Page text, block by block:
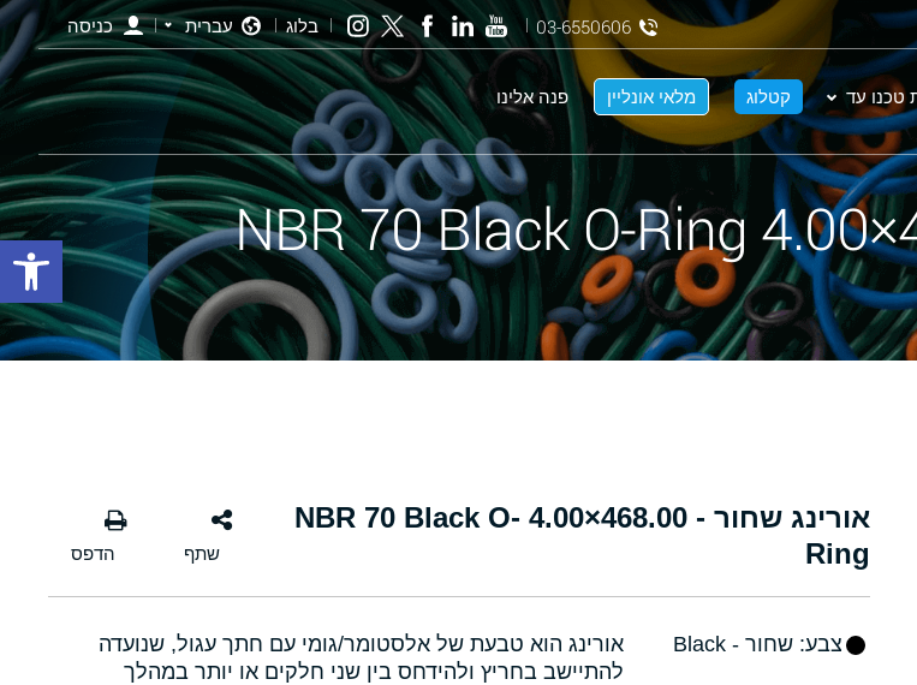
טכנו עד קטלוג מלאי אונליין פנה אלינו
03-6550606 בלוג עברית כניסה
אורינג שחור - 468.00×4.00 NBR 70 Black O-
Ring
אורינג הוא טבעת של אלסטומר/גומי עם חתך עגול, שנועדה
להתיישב בחריץ ולהידחס בין שני חלקים או יותר במהלך
צבע: שחור - Black
פתח